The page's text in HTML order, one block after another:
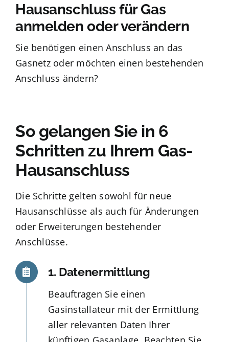
Hausanschluss für Gas
anmelden oder verändern
Sie benötigen einen Anschluss an das
Gasnetz oder möchten einen bestehenden
Anschluss ändern?
So gelangen Sie in 6
Schritten zu Ihrem Gas-
Hausanschluss
Die Schritte gelten sowohl für neue
Hausanschlüsse als auch für Änderungen
oder Erweiterungen bestehender
Anschlüsse.
1. Datenermittlung
Beauftragen Sie einen
Gasinstallateur mit der Ermittlung
aller relevanten Daten Ihrer